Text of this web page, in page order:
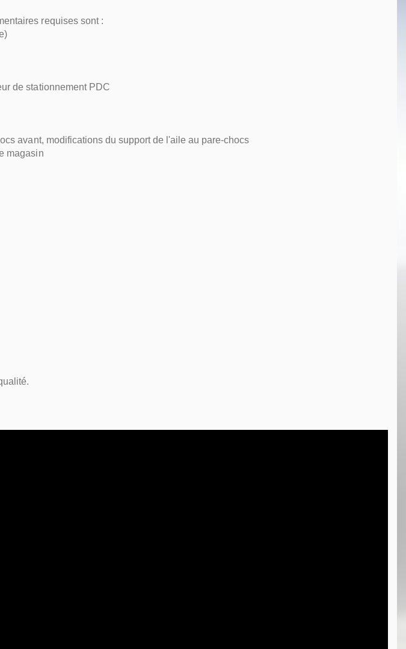
requises sont :
de stationnement PDC
avant, modifications du support de l'aile au pare-chocs
magasin